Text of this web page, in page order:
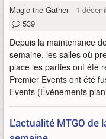
Magic the Gathering Online
1
539
Depuis la maintenance
semaine, les salles où
place les parties ont été
Premier Events ont été
Events (Événements
L'actualité MTGO de